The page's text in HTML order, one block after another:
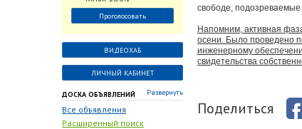
арматуру в химическую
отрасль?Проголосовать
ВИДЕОХАБ
ЛИЧНЫЙ КАБИНЕТ
ДОСКА ОБЪЯВЛЕНИЙ Развернуть
Все объявления
Расширенный поиск
свободе, подозреваемые
Напомним, активная
осени. Было проведено
инженерному
свидетельства
Поделиться